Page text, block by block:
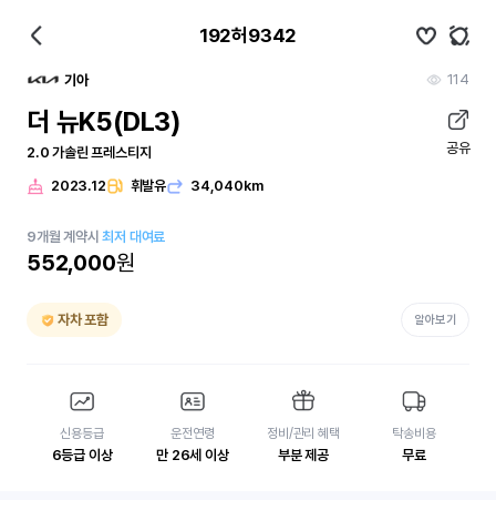
192허9342
기아 114
더 뉴K5(DL3)
2.0 가솔린 프레스티지 공유
2023.12 휘발유 34,040km
9개월 계약시최저 대여료
552,000원
자차 포함 알아보기
신용등급
6등급 이상
운전연령
만 26세 이상
정비/관리 혜택
부분 제공
탁송비용
무료